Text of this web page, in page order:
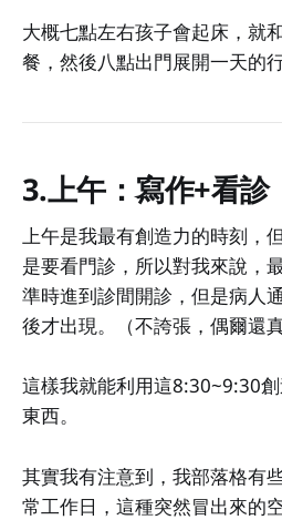
大概七點左右孩子會起床，就
餐，然後八點出門展開一天的行
3.上午：寫作+看診
上午是我最有創造力的時刻，
是要看門診，所以對我來說，
準時進到診間開診，但是病人
後才出現。（不誇張，偶爾還
這樣我就能利用這8:30~9:30
東西。
其實我有注意到，我部落格有
常工作日，這種突然冒出來的